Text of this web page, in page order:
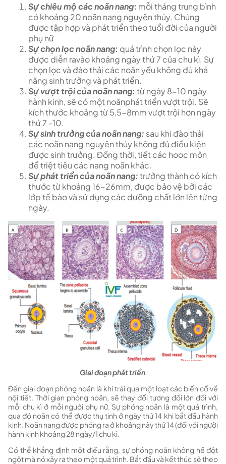
Sự chiêu mộ các noãn nang: mỗi tháng trung bình
có khoảng 20 noãn nang nguyên thủy. Chúng
được tập hợp và phát triển theo tuổi đời của người
phụ nữ
Sự chọn lọc noãn nang: quá trình chọn lọc này
được diễn ravào khoảng ngày thứ 7 của chu kì. Sự
chọn lọc và đào thải các noãn yếu không đủ khả
năng sinh trưởng và phát triển.
Sự vượt trội của noãn nang: từ ngày 8-10 ngày
hành kinh, sẽ có một noãnphát triển vượt trội. Sẽ
kích thước khoảng từ 5,5-8mm vượt trội hơn ngày
thứ 7 -10.
Sự sinh trưởng của noãn nang: sau khi đào thải
các noãn nang nguyên thủy không đủ điều kiện
được sinh trưởng. Đồng thời, tiết các hooc môn
để triệt tiêu các nang noãn khác.
Sự phát triển của noãn nang:trưởng thành có kích
thước từ khoảng 16-26mm, được bảo vệ bởi các
lớp tế bào và sử dụng các dưỡng chất lớn lên từng
ngày.
Giai đoạn phát triển
Đến giai đoạn phóng noãn là khi trải qua một loạt các biến cố về
nội tiết. Thời gian phóng noãn, sẽ thay đổi tương đối lớn đối với
mỗi chu kì ở mỗi người phụ nữ. Sự phóng noãn là một quá trình,
qua đó noãn có thể được thụ tinh ở ngày thứ 14 khi bắt đầu hành
kinh. Noãn nang được phóng ra ở khoảng này thứ 14 (đối với người
hành kinh khoảng 28 ngày/1 chu kì.
Có thể khẳng định một điều rằng, sự phóng noãn không hề đột
ngột mà nó xảy ra theo một quá trình. Bắt đầu và kết thúc sẽ theo